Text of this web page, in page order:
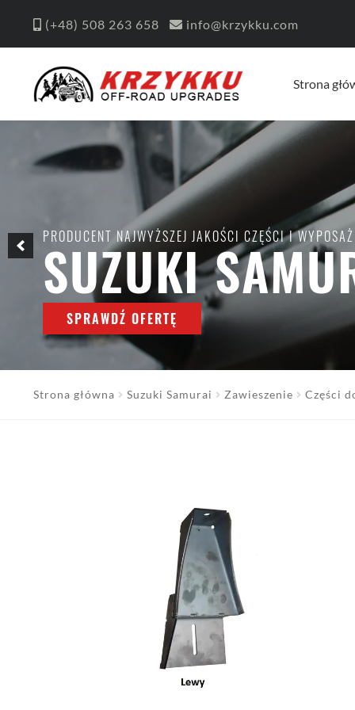
(+48) 508 263 658 info@krzykku.com
Strona
PRODUCENT NAJWYŻSZEJ JAKOŚCI CZĘŚCI I
SUZUKI
SPRAWDŹ OFERTĘ
Strona główna Suzuki Samurai Zawieszenie Części